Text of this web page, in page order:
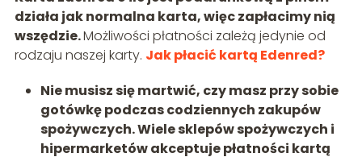
działa jak normalna karta, więc zapłacimy nią
wszędzie.Możliwości płatności zależą jedynie od
rodzaju naszej karty. Jak płacić kartą Edenred?
Nie musisz się martwić, czy masz przy sobie
gotówkę podczas codziennych zakupów
spożywczych. Wiele sklepów spożywczych i
hipermarketów akceptuje płatności kartą